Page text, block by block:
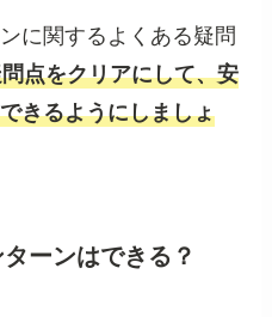
に関するよくある疑問
点をクリアにして、安
きるようにしましょ
ーンはできる？